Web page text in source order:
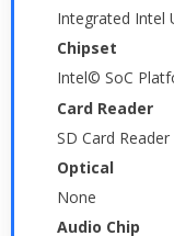
Integrated Intel
Chipset
Intel© SoC
Card Reader
SD Card Reader
Optical
None
Audio Chip